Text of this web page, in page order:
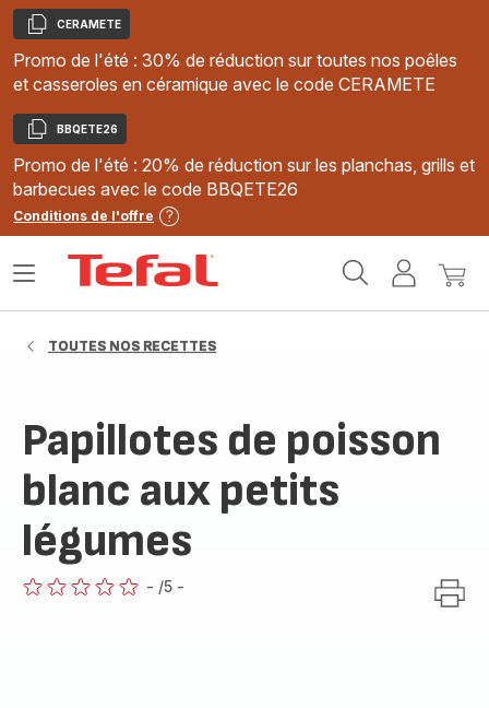
Copier
CERAMETE
Promo de l'été : 30% de réduction sur toutes nos poêles
et casseroles en céramique avec le code CERAMETE
Copier
BBQETE26
Promo de l'été : 20% de réduction sur les planchas, grills et
barbecues avec le code BBQETE26
Conditions de l'offre
MonMon
Ouvrir
TOUTES NOS RECETTES
Papillotes de poisson
blanc aux petits
légumes
- /5 -